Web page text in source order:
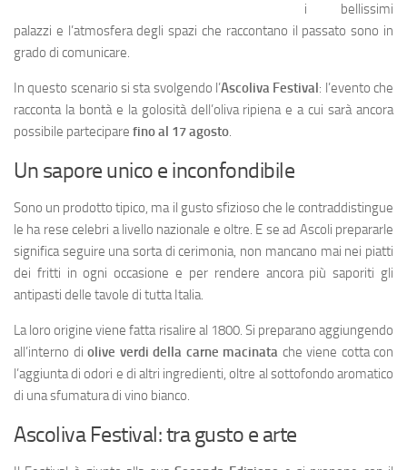
i bellissimi
palazzi e l’atmosfera degli spazi che raccontano il passato sono in
grado di comunicare.
In questo scenario si sta svolgendo l’Ascoliva Festival: l’evento che
racconta la bontà e la golosità dell’oliva ripiena e a cui sarà ancora
possibile partecipare fino al 17 agosto.
Un sapore unico e inconfondibile
Sono un prodotto tipico, ma il gusto sfizioso che le contraddistingue
le ha rese celebri a livello nazionale e oltre. E se ad Ascoli prepararle
significa seguire una sorta di cerimonia, non mancano mai nei piatti
dei fritti in ogni occasione e per rendere ancora più saporiti gli
antipasti delle tavole di tutta Italia.
La loro origine viene fatta risalire al 1800. Si preparano aggiungendo
all’interno di olive verdi della carne macinata che viene cotta con
l’aggiunta di odori e di altri ingredienti, oltre al sottofondo aromatico
di una sfumatura di vino bianco.
Ascoliva Festival: tra gusto e arte